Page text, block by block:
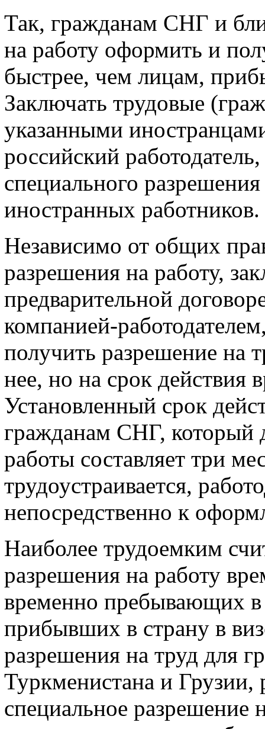
Так, гражданам СНГ и
на работу оформить и
быстрее, чем лицам,
Заключать трудовые
указанными
российский
специального
иностранных работников.
Независимо от общих
разрешения на работу,
предварительной
компанией-
получить разрешение на
нее, но на срок действия
Установленный срок
гражданам СНГ, который
работы составляет три
трудоустраивается,
непосредственно к
Наиболее трудоемким
разрешения на работу
временно пребывающих
прибывших в страну в
разрешения на труд для
Туркменистана и Грузии,
специальное разрешение